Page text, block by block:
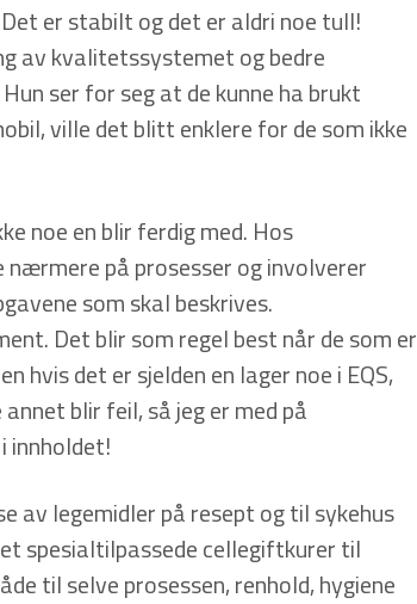
er stabilt og det er aldri noe tull!
av kvalitetssystemet og bedre
ser for seg at de kunne ha brukt
ville det blitt enklere for de som ikke
noe en blir ferdig med. Hos
nærmere på prosesser og involverer
som skal beskrives.
Det blir som regel best når de som er
hvis det er sjelden en lager noe i EQS,
blir feil, så jeg er med på
innholdet!
av legemidler på resept og til sykehus
spesialtilpassede cellegiftkurer til
til selve prosessen, renhold, hygiene